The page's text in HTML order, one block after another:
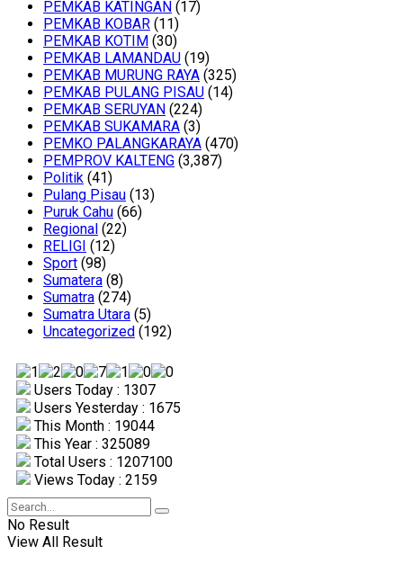
PEMKAB KATINGAN (17)
PEMKAB KOBAR (11)
PEMKAB KOTIM (30)
PEMKAB LAMANDAU (19)
PEMKAB MURUNG RAYA (325)
PEMKAB PULANG PISAU (14)
PEMKAB SERUYAN (224)
PEMKAB SUKAMARA (3)
PEMKO PALANGKARAYA (470)
PEMPROV KALTENG (3,387)
Politik (41)
Pulang Pisau (13)
Puruk Cahu (66)
Regional (22)
RELIGI (12)
Sport (98)
Sumatera (8)
Sumatra (274)
Sumatra Utara (5)
Uncategorized (192)
Users Today : 1307
Users Yesterday : 1675
This Month : 19044
This Year : 325089
Total Users : 1207100
Views Today : 2159
No Result
View All Result